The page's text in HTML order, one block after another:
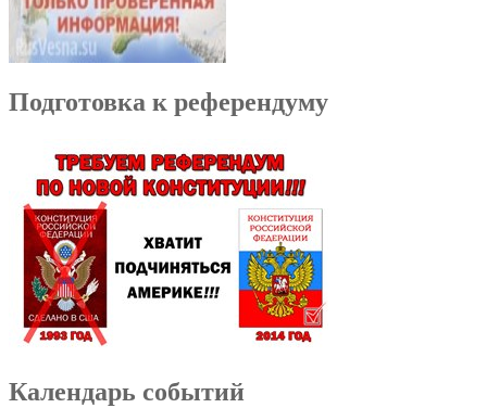
Подготовка к референдуму
Календарь событий